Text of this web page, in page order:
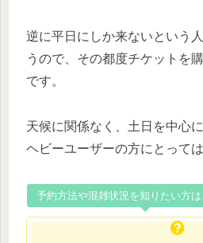
逆に平日にしか来ないという
うので、その都度チケットを
です。
天候に関係なく、土日を中心
ヘビーユーザーの方にとって
予約方法や混雑状況を知りたい方は